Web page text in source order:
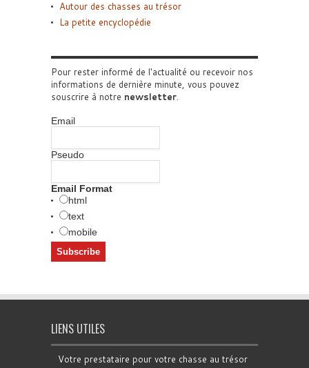
Autour des chasses au trésor
La petite encyclopédie
Pour rester informé de l'actualité ou recevoir nos
informations de dernière minute, vous pouvez
souscrire à notre newsletter.
Email
Pseudo
Email Format
html
text
mobile
LIENS UTILES
Votre prestataire pour votre chasse au trésor